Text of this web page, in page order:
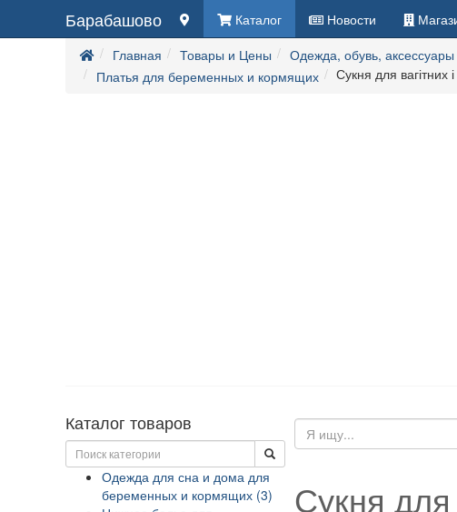
Барабашово Каталог Новости
Главная
Товары и Цены Одежда, обувь, аксессуары
Платья для беременных и кормящих
Сукня для
Сукня для
Каталог товаров
Одежда для сна и дома для
беременных и кормящих (3)